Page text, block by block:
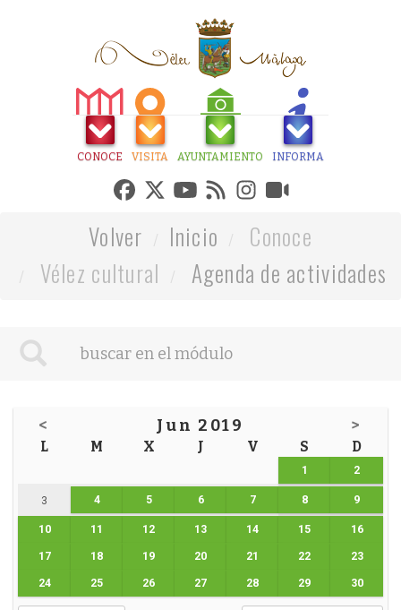
CONOCE VISITA AYUNTAMIENTO INFORMA
Volver Inicio
Conoce
Vélez cultural
Agenda de actividades
< Jun 2019 >
L M X J V S D
1 2
3 4 5 6 7 8 9
10 11 12 13 14 15 16
17 18 19 20 21 22 23
24 25 26 27 28 29 30